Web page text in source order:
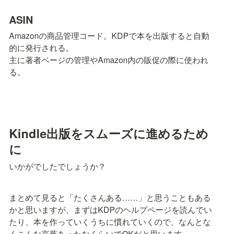
ASIN
Amazonの商品管理コード。KDPで本を出版すると自動
的に発行される。
主に著者ページの管理やAmazon内の販促の際に使われ
る。
Kindle出版をスムーズに進めるため
に
いかがでしたでしょうか？
まとめて見ると「たくさんある……」と思うこともある
かと思いますが、まずはKDPのヘルプページを読んでい
たり、本を作っていくうちに慣れていくので、なんとな